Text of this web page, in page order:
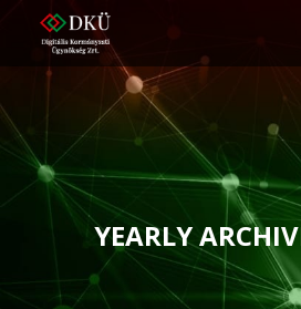
YEARLY
You